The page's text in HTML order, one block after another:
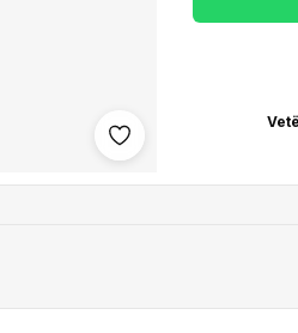
Shto në wishlist